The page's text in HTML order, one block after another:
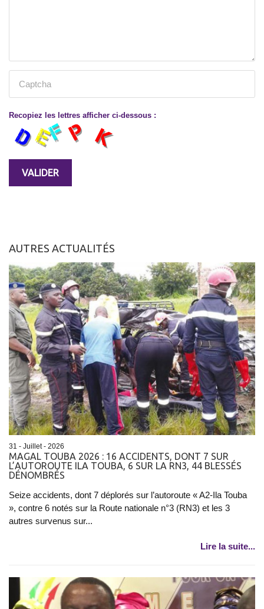
Recopiez les lettres afficher ci-dessous :
AUTRES ACTUALITÉS
31 - Juillet - 2026
​MAGAL TOUBA 2026 : 16 ACCIDENTS, DONT 7 SUR
L’AUTOROUTE ILA TOUBA, 6 SUR LA RN3, 44 BLESSÉS
DÉNOMBRÉS
Seize accidents, dont 7 déplorés sur l’autoroute « A2-Ila Touba
», contre 6 notés sur la Route nationale n°3 (RN3) et les 3
autres survenus sur...
Lire la suite...